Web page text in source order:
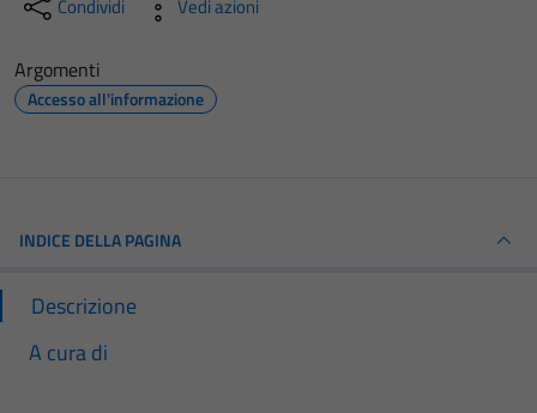
Condividi Vedi azioni
Argomenti
Accesso all'informazione
INDICE DELLA PAGINA
Descrizione
A cura di